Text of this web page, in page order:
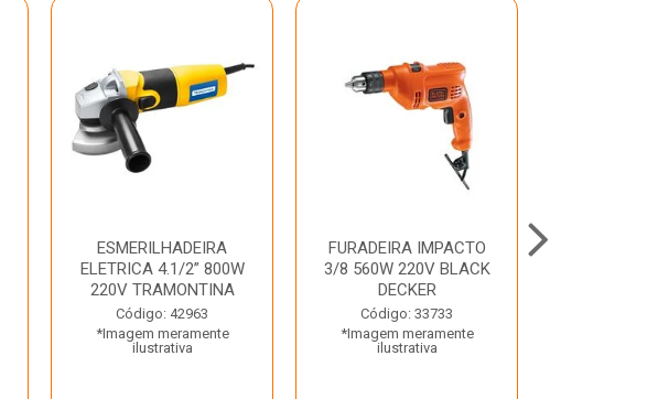
ESMERILHADEIRA
ELETRICA 4.1/2” 800W
220V TRAMONTINA
Código: 42963
*Imagem meramente
ilustrativa
FURADEIRA IMPACTO
3/8 560W 220V BLACK
DECKER
Código: 33733
*Imagem meramente
ilustrativa